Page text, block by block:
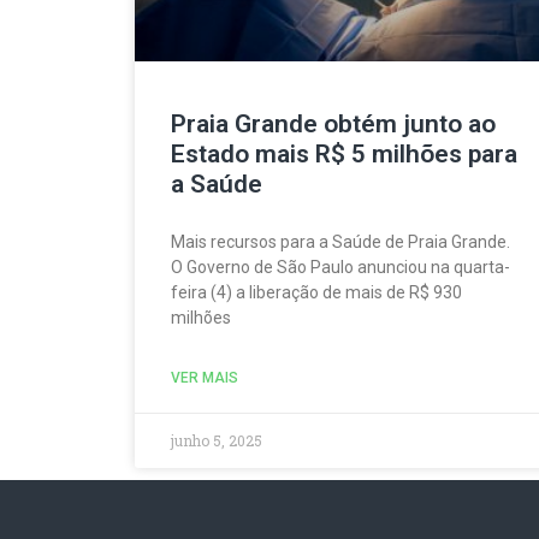
Praia Grande obtém junto ao
Estado mais R$ 5 milhões para
a Saúde
Mais recursos para a Saúde de Praia Grande.
O Governo de São Paulo anunciou na quarta-
feira (4) a liberação de mais de R$ 930
milhões
VER MAIS
junho 5, 2025